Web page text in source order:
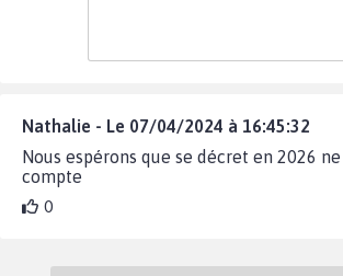
Nathalie - Le 07/04/2024 à 16:45:32
Nous espérons que se décret en 2026
compte
0